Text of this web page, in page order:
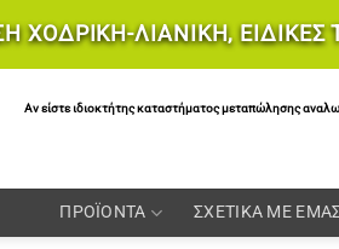
ΧΟΔΡΙΚΗ-ΛΙΑΝΙΚΗ,
Αν είστε ιδιοκτήτης καταστήματος μεταπώλησης
ΠΡΟΪΟΝΤΑ ΣΧΕΤΙΚΑ ΜΕ